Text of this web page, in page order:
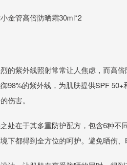
金管高倍防晒霜30ml*2
的紫外线照射常常让人焦虑，而高
98%的紫外线，为肌肤提供SPF
伤害。
处在于其多重防护配方，包含6种
下都得到全方位的呵护。避免晒伤